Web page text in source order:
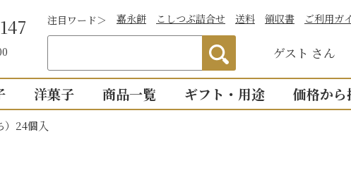
注目ワード＞ 嘉永餅 こしつぶ詰合せ 送料 領収書 ご利用ガ
ゲスト さん
つぶあん
洋菓子 商品一覧 ギフト・用途 価格から
）24個入